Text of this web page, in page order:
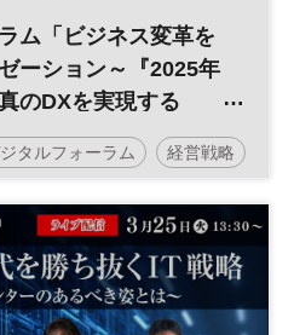
ム「ビジネス変革を
ーション～『2025年
のDXを実現する
タルフォーラム 経営戦略